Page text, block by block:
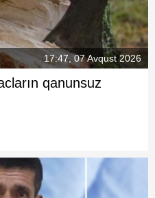
17:47, 07 Avqust 2026
qanunsuz